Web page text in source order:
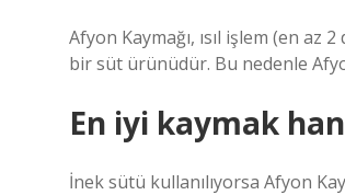
Afyon Kaymağı, ısıl işlem (en az
bir süt ürünüdür. Bu nedenle
En iyi kaymak
İnek sütü kullanılıyorsa Afyon